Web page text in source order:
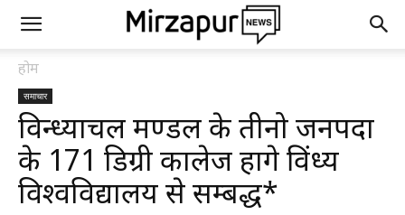
होम
समाचार
विन्ध्याचल मण्डल के तीनो जनपदों
के 171 डिग्री कालेज होंगे विंध्य
विश्वविद्यालय से सम्बद्ध*